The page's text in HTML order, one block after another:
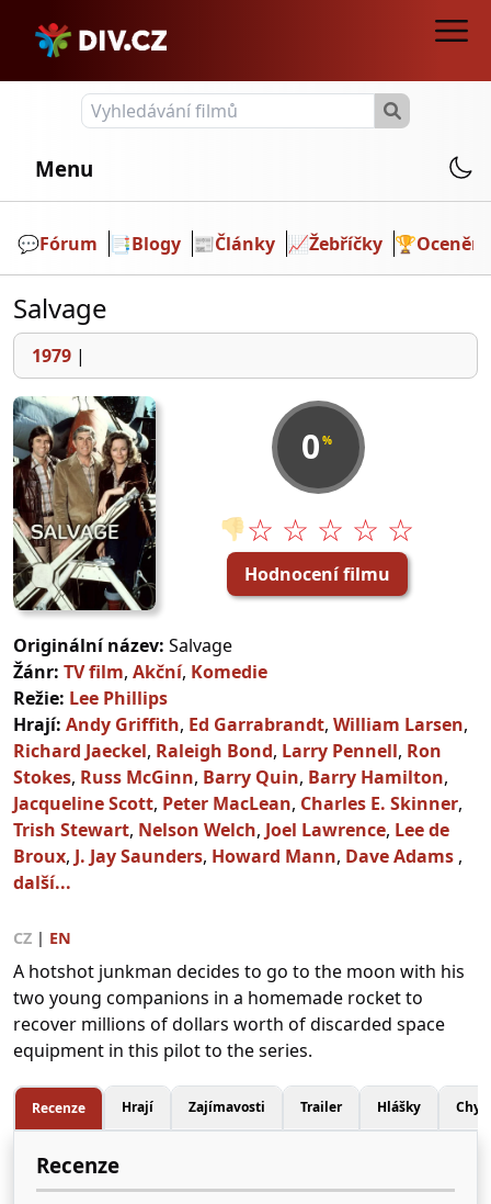
Menu
💬️Fórum 📑Blogy 📰Články 📈Žebříčky 🏆Ocenění
Salvage
1979 |
0 %
👎☆ ☆ ☆ ☆ ☆
Hodnocení filmu
Originální název: Salvage
Žánr: TV film, Akční, Komedie
Režie: Lee Phillips
Hrají: Andy Griffith, Ed Garrabrandt, William Larsen,
Richard Jaeckel, Raleigh Bond, Larry Pennell, Ron
Stokes, Russ McGinn, Barry Quin, Barry Hamilton,
Jacqueline Scott, Peter MacLean, Charles E. Skinner,
Trish Stewart, Nelson Welch, Joel Lawrence, Lee de
Broux, J. Jay Saunders, Howard Mann, Dave Adams ,
další...
CZ | EN
A hotshot junkman decides to go to the moon with his
two young companions in a homemade rocket to
recover millions of dollars worth of discarded space
equipment in this pilot to the series.
Recenze Hrají Zajímavosti Trailer Hlášky
Recenze